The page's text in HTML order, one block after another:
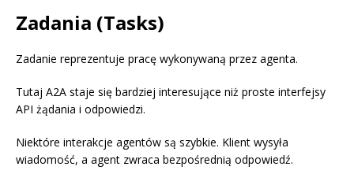
Zadania (Tasks)
Zadanie reprezentuje pracę wykonywaną przez agenta.
Tutaj A2A staje się bardziej interesujące niż proste interfejsy
API żądania i odpowiedzi.
Niektóre interakcje agentów są szybkie. Klient wysyła
wiadomość, a agent zwraca bezpośrednią odpowiedź.